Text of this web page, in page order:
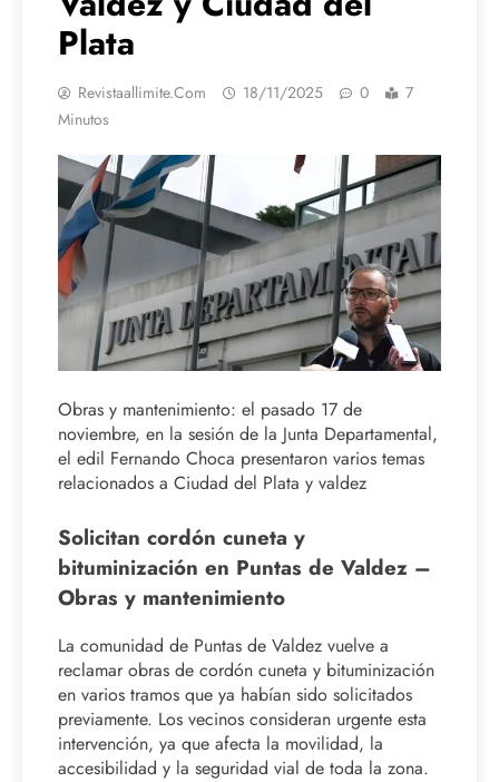
Plata
Revistaallimite.com 18/11/2025 0
7
Minutos
Obras y mantenimiento: el pasado 17 de
noviembre, en la sesión de la Junta Departamental,
el edil Fernando Choca presentaron varios temas
relacionados a Ciudad del Plata y valdez
Solicitan cordón cuneta y
bituminización en Puntas de Valdez –
Obras y mantenimiento
La comunidad de Puntas de Valdez vuelve a
reclamar obras de cordón cuneta y bituminización
en varios tramos que ya habían sido solicitados
previamente. Los vecinos consideran urgente esta
intervención, ya que afecta la movilidad, la
accesibilidad y la seguridad vial de toda la zona.